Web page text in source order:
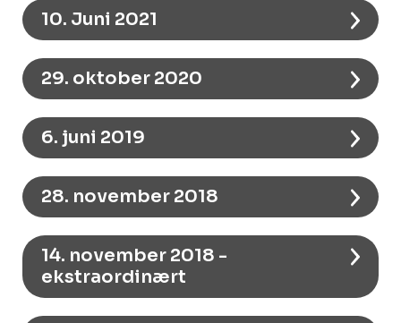
10. Juni 2021
29. oktober 2020
6. juni 2019
28. november 2018
14. november 2018 -
ekstraordinært